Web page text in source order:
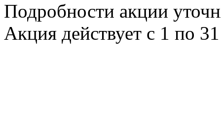
Подробности акции
Акция действует с 1 по